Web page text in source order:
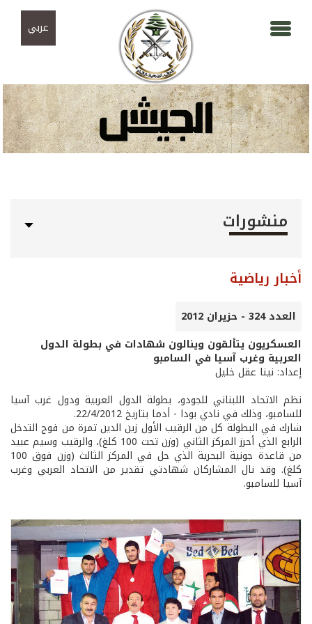
عربي
منشورات
أخبار رياضية
العدد 324 - حزيران 2012
العسكريون يتألقون وينالون شهادات في بطولة الدول
العربية وغرب آسيا في السامبو
إعداد: نينا عقل خليل
نظم الاتحاد اللبناني للجودو، بطولة الدول العربية ودول غرب آسيا
للسامبو، وذلك في نادي بودا - أدما بتاريخ 22/4/2012.
شارك في البطولة كل من الرقيب الأول زين الدين تمرة من فوج التدخل
الرابع الذي أحرز المركز الثاني (وزن تحت 100 كلغ)، والرقيب وسيم عبيد
من قاعدة جونية البحرية الذي حل في المركز الثالث (وزن فوق 100
كلغ). وقد نال المشاركان شهادتي تقدير من الاتحاد العربي وغرب
آسيا للسامبو.